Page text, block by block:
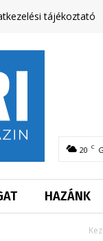
tájékoztató
20 C
HAZÁNK